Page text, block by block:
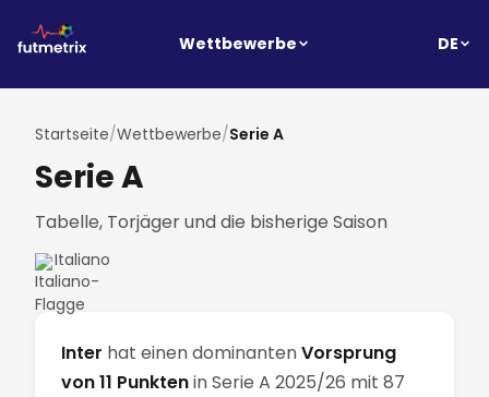
Wettbewerbe DE
Startseite/Wettbewerbe/Serie A
Serie A
Tabelle, Torjäger und die bisherige Saison
Italiano
Inter hat einen dominantenVorsprung
von 11 Punktenin Serie A 2025/26 mit 87